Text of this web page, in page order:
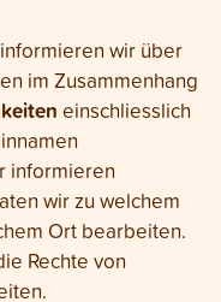
informieren wir über
im Zusammenhang
einschliesslich
informieren
wir zu welchem
Ort bearbeiten.
Rechte von